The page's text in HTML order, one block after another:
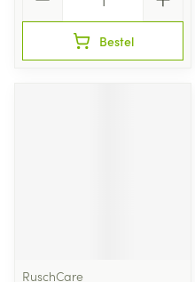
Bestel
RuschCare